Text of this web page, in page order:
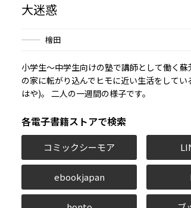
大迷惑
檜田
小学生〜中学生向けの塾で講師として働く蘇
の家に転がり込んでヒモに近い生活をしてい
はや)。 二人の一週間の様子です。
各電子書籍ストアで検索
コミックシーモア
ebookjapan